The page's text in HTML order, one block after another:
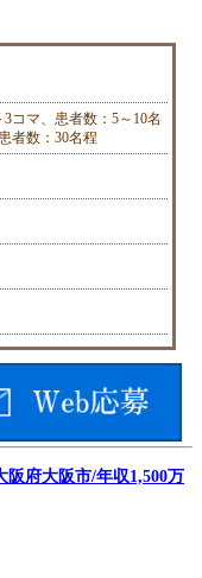
コマ、患者数：5～10名
者数：30名程
阪府大阪市/年収1,500万